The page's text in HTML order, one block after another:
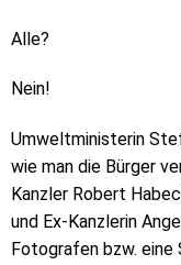
Alle?
Nein!
Umweltministerin
wie man die Bürger
Kanzler Robert
und Ex-Kanzlerin
Fotografen bzw.